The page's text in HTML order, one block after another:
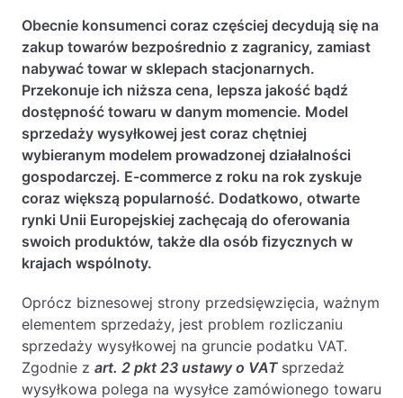
Ochrona majątku i planowanie podatkowe
Doradztwo sukcesyjne
Ochrona majątku
Planowanie podatkowe
Restrukturyzacje
Spółki zagraniczne – wsparcie
przedsiębiorców poza granicami RP
Bieżące doradztwo prawne
Bieżące doradztwo prawne dla spółek z
branży IT
Doradztwo podatkowe
Obecnie konsumenci coraz częściej decydują się na
zakup towarów bezpośrednio z zagranicy, zamiast
nabywać towar w sklepach stacjonarnych.
Przekonuje ich niższa cena, lepsza jakość bądź
dostępność towaru w danym momencie. Model
sprzedaży wysyłkowej jest coraz chętniej
wybieranym modelem prowadzonej działalności
gospodarczej. E-commerce z roku na rok zyskuje
coraz większą popularność. Dodatkowo, otwarte
rynki Unii Europejskiej zachęcają do oferowania
swoich produktów, także dla osób fizycznych w
krajach wspólnoty.
Oprócz biznesowej strony przedsięwzięcia, ważnym
elementem sprzedaży, jest problem rozliczaniu
sprzedaży wysyłkowej na gruncie podatku VAT.
Zgodnie z art. 2 pkt 23 ustawy o VAT sprzedaż
wysyłkowa polega na wysyłce zamówionego towaru